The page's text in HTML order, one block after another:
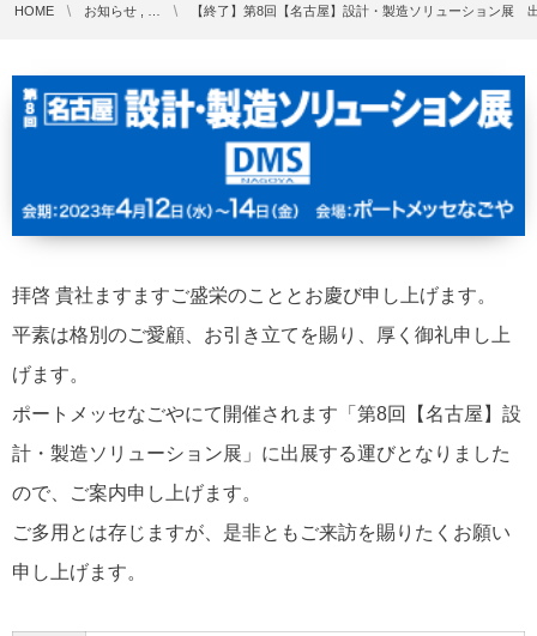
HOME お知らせ , … 【終了】第8回【名古屋】設計・製造ソリューション展
拝啓 貴社ますますご盛栄のこととお慶び申し上げます。
平素は格別のご愛顧、お引き立てを賜り、厚く御礼申し上
げます。
ポートメッセなごやにて開催されます「第8回【名古屋】設
計・製造ソリューション展」に出展する運びとなりました
ので、ご案内申し上げます。
ご多用とは存じますが、是非ともご来訪を賜りたくお願い
申し上げます。